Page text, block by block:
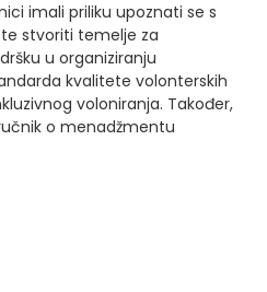
imali priliku upoznati se s
stvoriti temelje za
u organiziranju
kvalitete volonterskih
voloniranja. Također,
o menadžmentu